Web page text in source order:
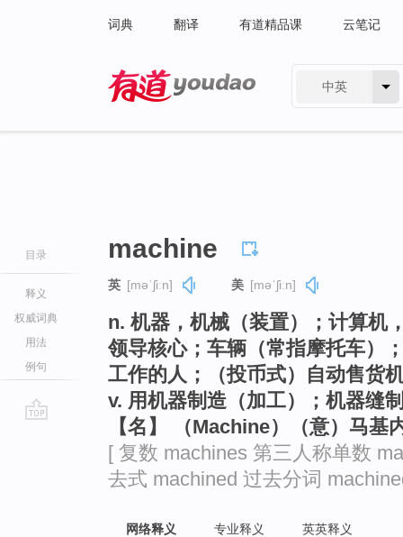
词典 翻译 有道精品课 云笔记
中英
目录
释义
权威词典
用法
例句
machine
英 [məˈʃiːn] 美 [məˈʃiːn]
n. 机器，机械（装置）；计算机
领导核心；车辆（常指摩托车）
工作的人；（投币式）自动售货
v. 用机器制造（加工）；机器缝
【名】 （Machine）（意）马基
[ 复数 machines 第三人称单数
去式 machined 过去分词
网络释义 专业释义 英英释义